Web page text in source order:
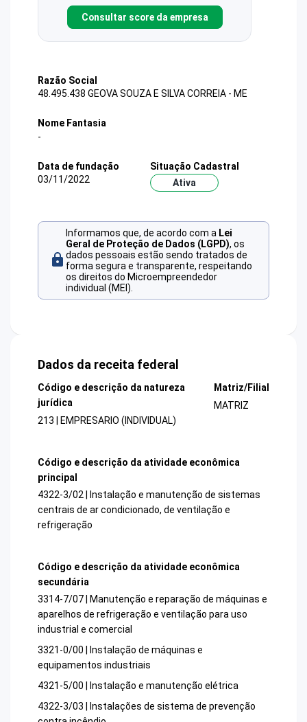
Consultar score da empresa
Razão Social
48.495.438 GEOVA SOUZA E SILVA CORREIA - ME
Nome Fantasia
-
Data de fundação
03/11/2022
Situação Cadastral
Ativa
Informamos que, de acordo com a Lei
Geral de Proteção de Dados (LGPD), os
dados pessoais estão sendo tratados de
forma segura e transparente, respeitando
os direitos do Microempreendedor
individual (MEI).
Dados da receita federal
Código e descrição da natureza
jurídica
213 | EMPRESARIO (INDIVIDUAL)
Matriz/Filial
MATRIZ
Código e descrição da atividade econômica
principal
4322-3/02 | Instalação e manutenção de sistemas
centrais de ar condicionado, de ventilação e
refrigeração
Código e descrição da atividade econômica
secundária
3314-7/07 | Manutenção e reparação de máquinas e
aparelhos de refrigeração e ventilação para uso
industrial e comercial
3321-0/00 | Instalação de máquinas e
equipamentos industriais
4321-5/00 | Instalação e manutenção elétrica
4322-3/03 | Instalações de sistema de prevenção